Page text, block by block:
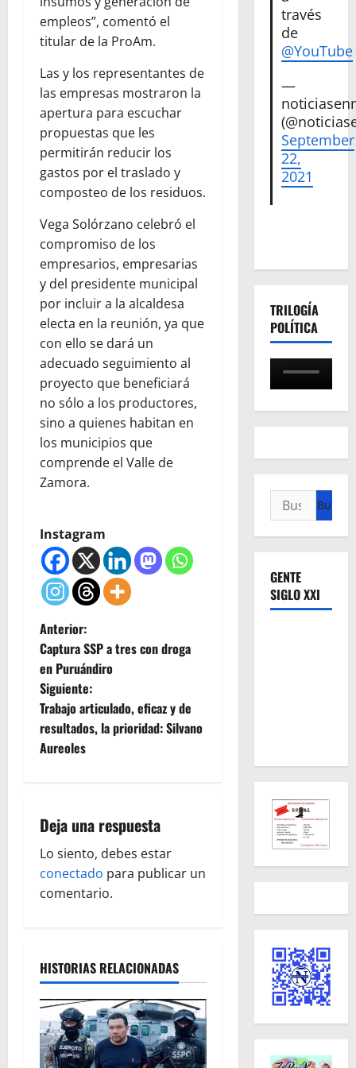
empleos”, comentó el
titular de la ProAm.
Las y los representantes de
las empresas mostraron la
apertura para escuchar
propuestas que les
permitirán reducir los
gastos por el traslado y
composteo de los residuos.
Vega Solórzano celebró el
compromiso de los
empresarios, empresarias
y del presidente municipal
por incluir a la alcaldesa
electa en la reunión, ya que
con ello se dará un
adecuado seguimiento al
proyecto que beneficiará
no sólo a los productores,
sino a quienes habitan en
los municipios que
comprende el Valle de
Zamora.
Instagram
N
a
v
e
c
i
ó
d
e
e
Anterior:
Captura SSP a tres con droga
en Puruándiro
Siguiente:
Trabajo articulado, eficaz y de
resultados, la prioridad: Silvano
Aureoles
Deja una respuesta
Lo siento, debes estar
conectado para publicar un
comentario.
HISTORIAS RELACIONADAS
través
de
@YouTube
—
September
22,
2021
TRILOGÍA
POLÍTICA
Buscar:
GENTE
SIGLO XXI